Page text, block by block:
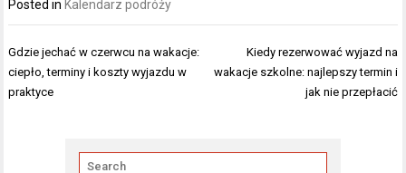
Posted in Kalendarz podróży
Nawigacja
wpisu
Gdzie jechać w czerwcu na wakacje:
ciepło, terminy i koszty wyjazdu w
praktyce
Kiedy rezerwować wyjazd na
wakacje szkolne: najlepszy termin i
jak nie przepłacić